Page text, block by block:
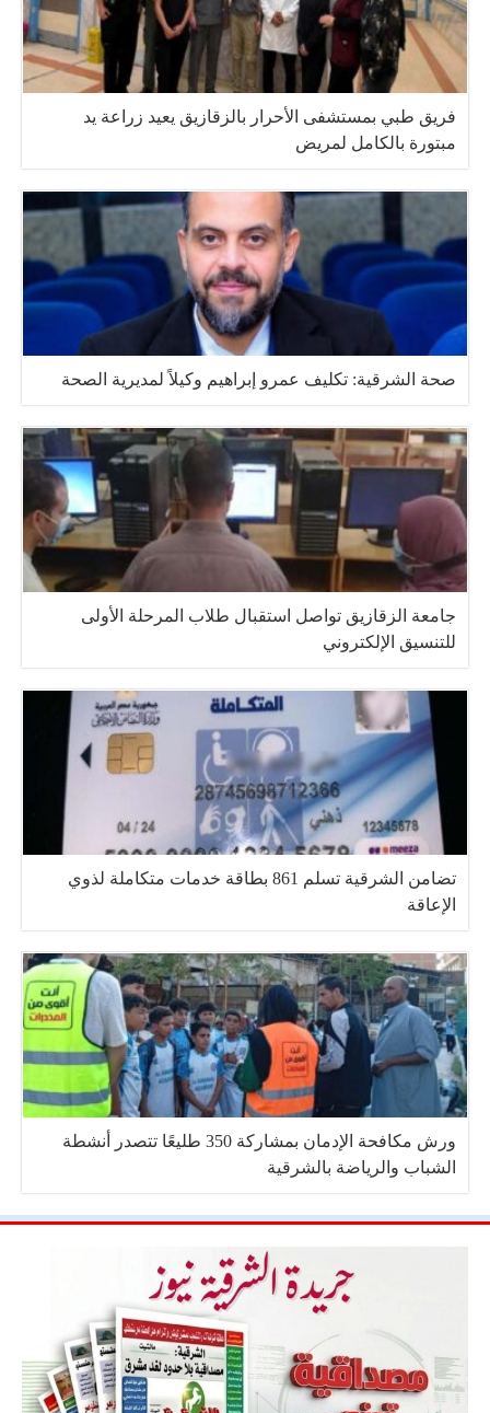
فريق طبي بمستشفى الأحرار بالزقازيق يعيد زراعة يد
مبتورة بالكامل لمريض
صحة الشرقية: تكليف عمرو إبراهيم وكيلاً لمديرية الصحة
جامعة الزقازيق تواصل استقبال طلاب المرحلة الأولى
للتنسيق الإلكتروني
تضامن الشرقية تسلم 861 بطاقة خدمات متكاملة لذوي
الإعاقة
ورش مكافحة الإدمان بمشاركة 350 طليعًا تتصدر أنشطة
الشباب والرياضة بالشرقية